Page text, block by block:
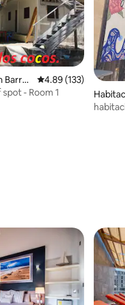
reseñas
Barra
Calificación
4.89 (133)
- Room 1
e la